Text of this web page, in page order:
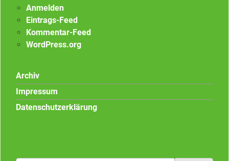
Anmelden
Eintrags-Feed
Kommentar-Feed
WordPress.org
Archiv
Impressum
Datenschutzerklärung